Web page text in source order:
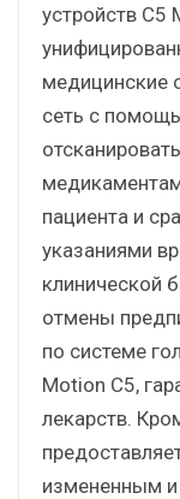
устройств C5
медицинские
сеть с
пациента и
указаниями
клинической
отмены
по системе
Motion C5,
лекарств.
измененным